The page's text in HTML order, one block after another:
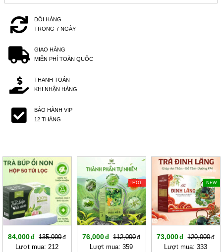
ĐỔI HÀNG
TRONG 7 NGÀY
GIAO HÀNG
MIỄN PHÍ TOÀN QUỐC
THANH TOÁN
KHI NHẬN HÀNG
BẢO HÀNH VIP
12 THÁNG
-37%
84,000
135,000
Lượt mua: 212
-32%
HOT
76,000
112,000
Lượt mua: 359
-39%
NEW
73,000
120,000
Lượt mua: 333